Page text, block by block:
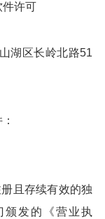
件许可
湖区长岭北路51
且存续有效的独
颁发的《营业执